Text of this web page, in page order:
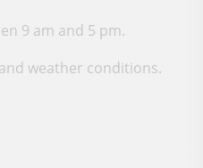
9 am and 5 pm.
weather conditions.